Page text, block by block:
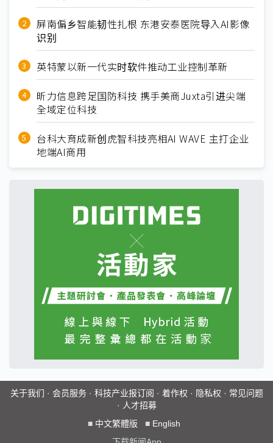
屏南偏乡智能韧性扎根 东港安泰医院导入AI影像
识别
英特蒙以新一代实时软件推动工业控制革新
昕力信息跨足国防科技 携手美商Juxta引进尖端
全域定位科技
台科大育成新创虎智科技亮相AI WAVE 主打企业
地端AI商用
关于我们 · 会员服务· 科技产业报订阅 · 着作权 · 隐私权 · 常见问题
· 人才招募
■ 中文繁體版 ■ English